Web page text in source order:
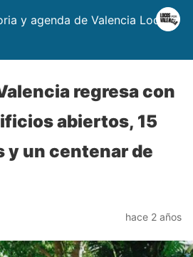
y agenda de Valencia Locos
regresa con
abiertos, 15
y un centenar de
hace 2 años